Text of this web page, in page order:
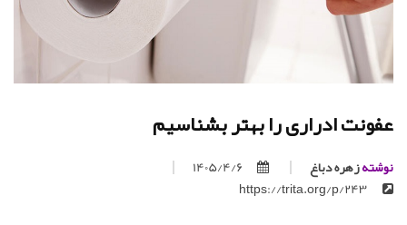
عفونت ادراری را بهتر بشناسیم
نوشتهزهره دباغ
1405/4/6